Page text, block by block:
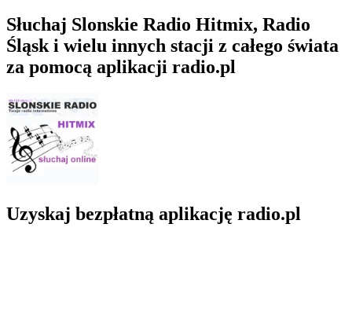
Słuchaj Slonskie Radio Hitmix, Radio
Śląsk i wielu innych stacji z całego świata
za pomocą aplikacji radio.pl
Uzyskaj bezpłatną aplikację radio.pl